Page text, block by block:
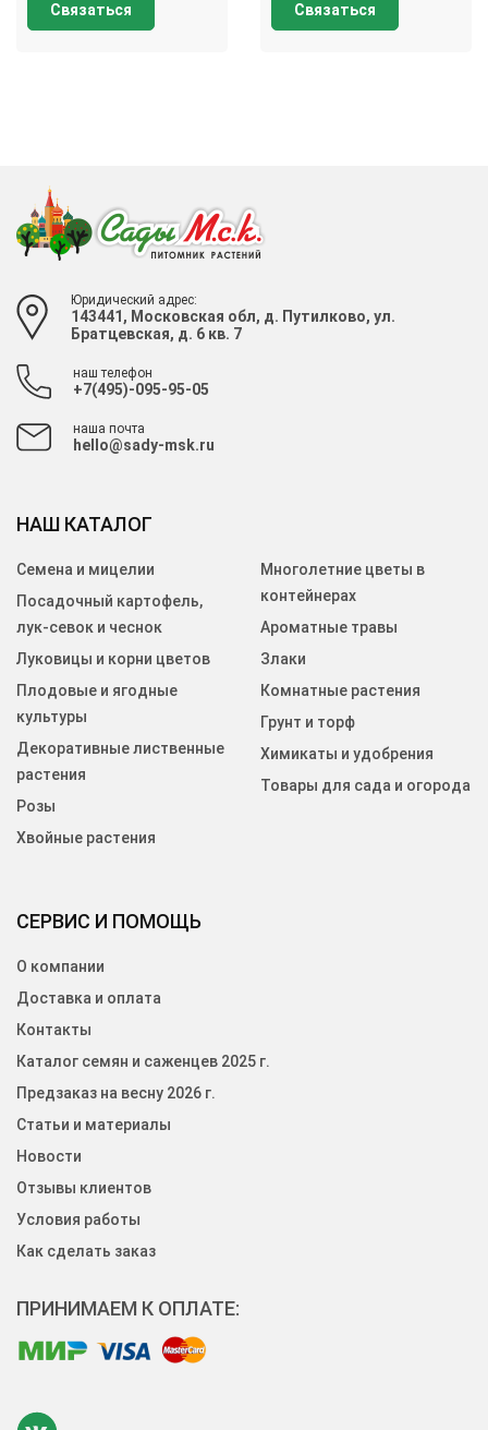
Связаться Связаться
Юридический адрес:
143441, Московская обл, д. Путилково, ул.
Братцевская, д. 6 кв. 7
наш телефон
+7(495)-095-95-05
наша почта
hello@sady-msk.ru
СЕРВИС И ПОМОЩЬ
О компании
Доставка и оплата
Контакты
Каталог семян и саженцев 2025 г.
Предзаказ на весну 2026 г.
Статьи и материалы
Новости
Отзывы клиентов
Условия работы
Как сделать заказ
НАШ КАТАЛОГ
Семена и мицелии
Посадочный картофель,
лук-севок и чеснок
Луковицы и корни цветов
Плодовые и ягодные
культуры
Декоративные лиственные
растения
Розы
Хвойные растения
Многолетние цветы в
контейнерах
Ароматные травы
Злаки
Комнатные растения
Грунт и торф
Химикаты и удобрения
Товары для сада и огорода
ПРИНИМАЕМ К ОПЛАТЕ: